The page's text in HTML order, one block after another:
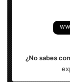
¿No sabes